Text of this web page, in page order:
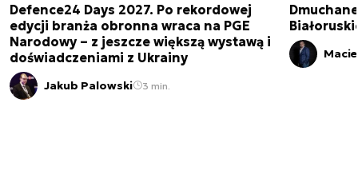
Defence24 Days 2027. Po rekordowej
edycji branża obronna wraca na PGE
Narodowy – z jeszcze większą wystawą i
doświadczeniami z Ukrainy
Jakub Palowski 3 min.